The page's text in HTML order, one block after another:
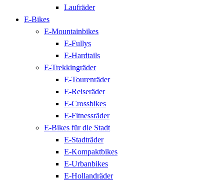
Laufräder
E-Bikes
E-Mountainbikes
E-Fullys
E-Hardtails
E-Trekkingräder
E-Tourenräder
E-Reiseräder
E-Crossbikes
E-Fitnessräder
E-Bikes für die Stadt
E-Stadträder
E-Kompaktbikes
E-Urbanbikes
E-Hollandräder